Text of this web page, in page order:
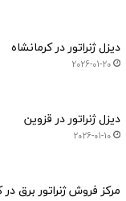
دیزل ژنراتور در کرمانشاه
2026-01-20
دیزل ژنراتور در قزوین
2026-01-10
مرکز فروش ژنراتور برق